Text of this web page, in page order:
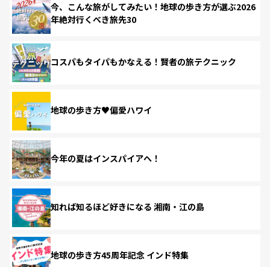
今、こんな旅がしてみたい！地球の歩き方が選ぶ2026
年絶対行くべき旅先30
コスパもタイパもかなえる！賢者の旅テクニック
地球の歩き方♥偏愛ハワイ
今年の夏はインスパイアへ！
知れば知るほど好きになる 湘南・江の島
地球の歩き方45周年記念 インド特集